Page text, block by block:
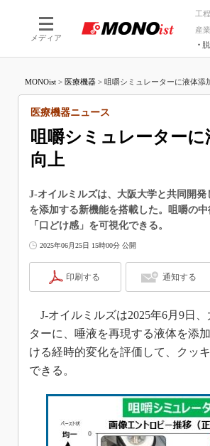
メディア
工
産
つながる工場
AI×設備
MONOist > 医療機器 > 咀嚼シミュレーターに液体添
咀嚼シミュレーター
向上
医療機器ニュース
J-オイルミルズは、大阪大学と共同開
を添加する新機能を搭載した。咀嚼の
「口どけ感」を可視化できる。
2025年06月25日 15時00分 公開
印刷する 通知する
J-オイルミルズは2025年6月9日
ターに、唾液を再現する液体を添
ける経時的変化を評価して、クッ
できる。